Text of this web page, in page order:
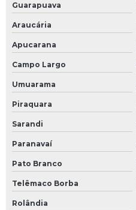
Guarapuava
Araucária
Apucarana
Campo Largo
Umuarama
Piraquara
Sarandi
Paranavaí
Pato Branco
Telêmaco Borba
Rolândia